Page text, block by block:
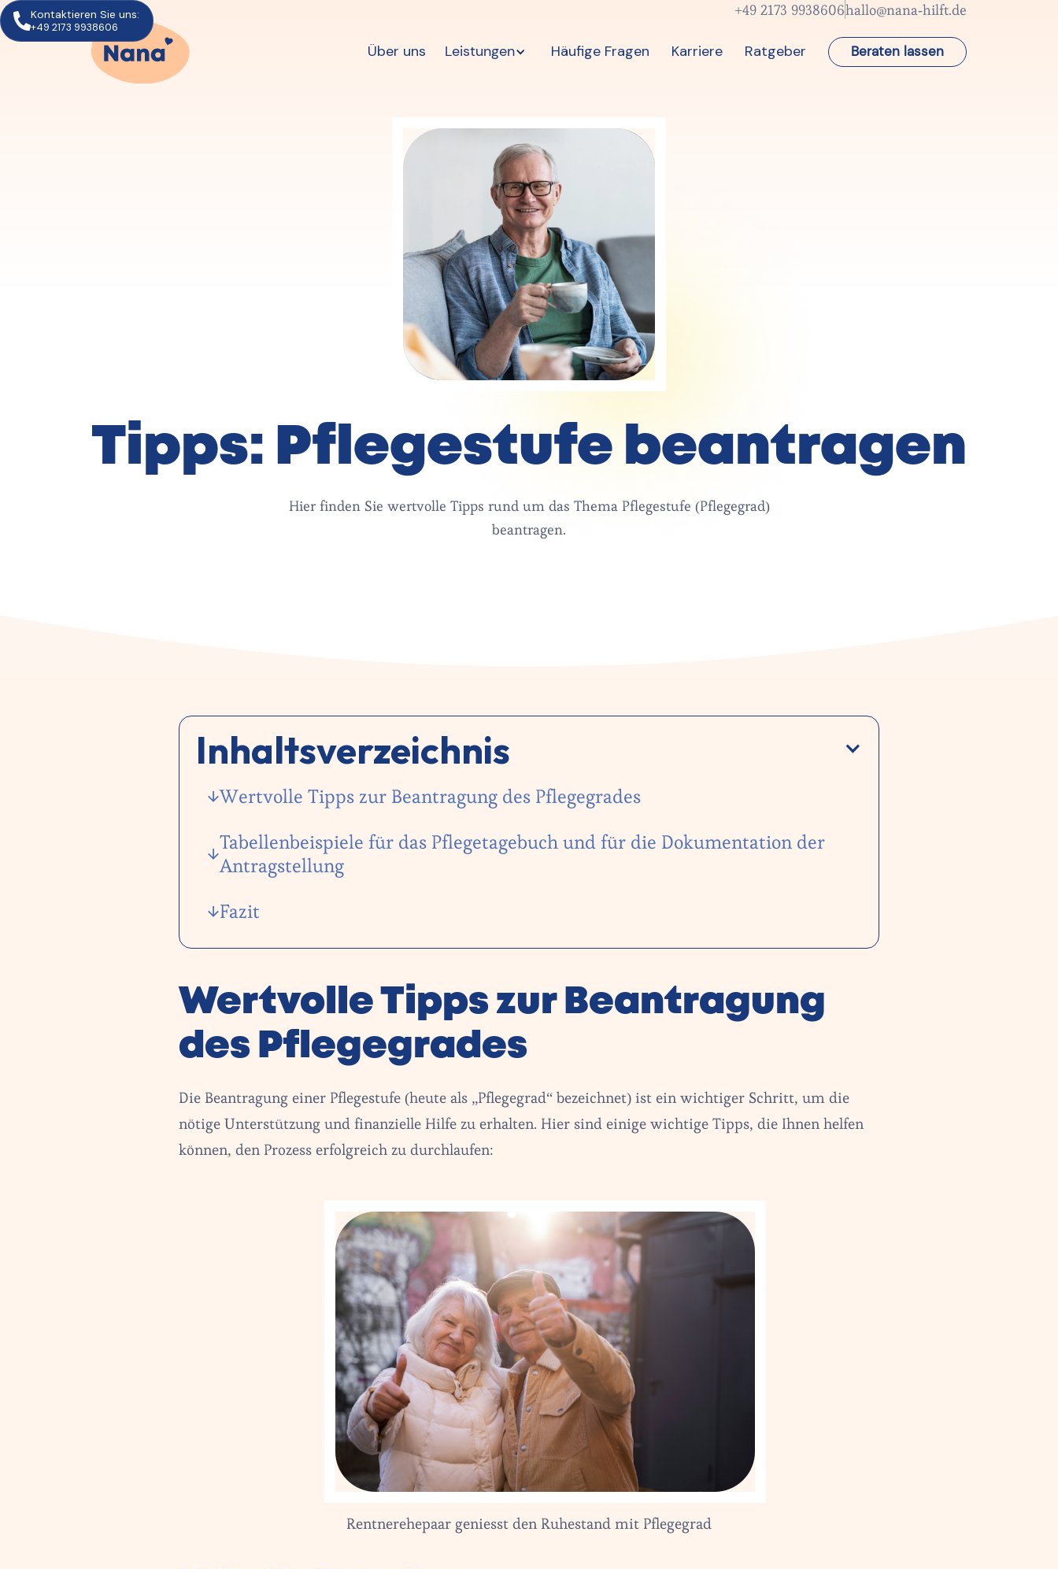
Kontaktieren Sie uns:
+49 2173 9938606
+49 2173 9938606hallo@nana-hilft.de
Über uns Leistungen Häufige Fragen Karriere Ratgeber Beraten lassen
Tipps: Pflegestufe beantragen
Hier finden Sie wertvolle Tipps rund um das Thema Pflegestufe (Pflegegrad)
beantragen.
Inhaltsverzeichnis
Wertvolle Tipps zur Beantragung des Pflegegrades
Tabellenbeispiele für das Pflegetagebuch und für die Dokumentation der
Antragstellung
Fazit
Wertvolle Tipps zur Beantragung
des Pflegegrades
Die Beantragung einer Pflegestufe (heute als „Pflegegrad“ bezeichnet) ist ein wichtiger Schritt, um die
nötige Unterstützung und finanzielle Hilfe zu erhalten. Hier sind einige wichtige Tipps, die Ihnen helfen
können, den Prozess erfolgreich zu durchlaufen:
Rentnerehepaar geniesst den Ruhestand mit Pflegegrad